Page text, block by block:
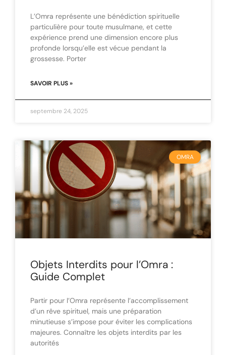
L’Omra représente une bénédiction spirituelle
particulière pour toute musulmane, et cette
expérience prend une dimension encore plus
profonde lorsqu’elle est vécue pendant la
grossesse. Porter
SAVOIR PLUS »
septembre 24, 2025
OMRA
Objets Interdits pour l’Omra :
Guide Complet
Partir pour l’Omra représente l’accomplissement
d’un rêve spirituel, mais une préparation
minutieuse s’impose pour éviter les complications
majeures. Connaître les objets interdits par les
autorités